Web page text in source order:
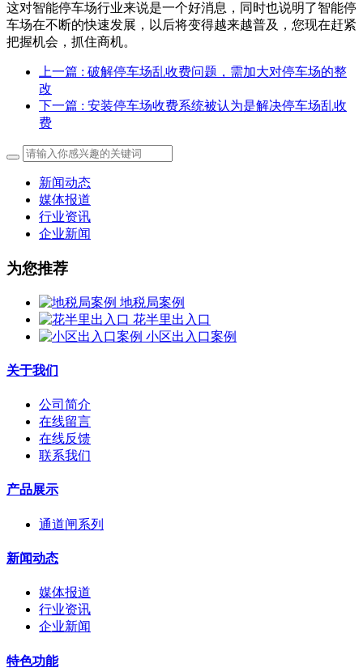
这对智能停车场行业来说是一个好消息，同时也说明了智能停
车场在不断的快速发展，以后将变得越来越普及，您现在赶紧
把握机会，抓住商机。
上一篇 : 破解停车场乱收费问题，需加大对停车场的整
改
下一篇 : 安装停车场收费系统被认为是解决停车场乱收
费
新闻动态
媒体报道
行业资讯
企业新闻
为您推荐
地税局案例
花半里出入口
小区出入口案例
关于我们
公司简介
在线留言
在线反馈
联系我们
产品展示
通道闸系列
新闻动态
媒体报道
行业资讯
企业新闻
特色功能